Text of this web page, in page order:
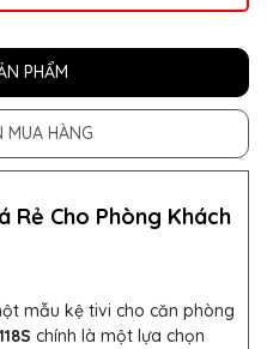
PHẨM
MUA HÀNG
Rẻ Cho Phòng Khách
mẫu kệ tivi cho căn phòng
chính là một lựa chọn